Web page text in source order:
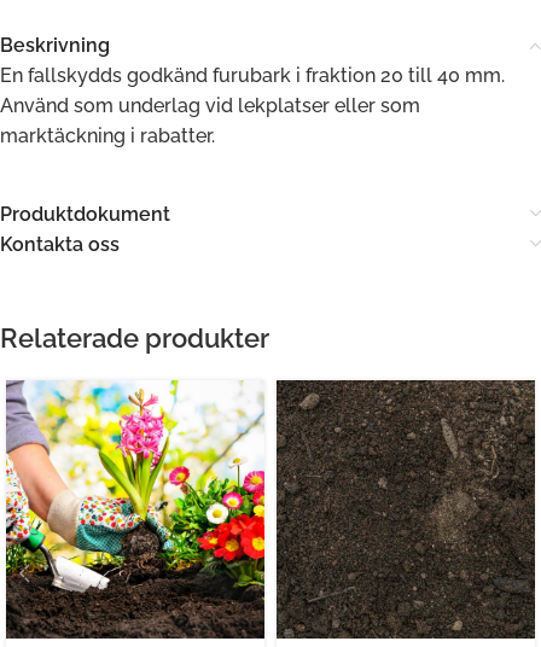
Beskrivning
En fallskydds godkänd furubark i fraktion 20 till 40 mm.
Använd som underlag vid lekplatser eller som
marktäckning i rabatter.
Produktdokument
Kontakta oss
Relaterade produkter